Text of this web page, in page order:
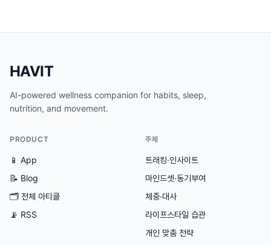
HAVIT
AI-powered wellness companion for habits, sleep,
nutrition, and movement.
PRODUCT
📱 App
📝 Blog
🗂 전체 아티클
📡 RSS
주제
트래킹·인사이트
마인드셋·동기부여
체중·대사
라이프스타일 습관
개인 맞춤 전략